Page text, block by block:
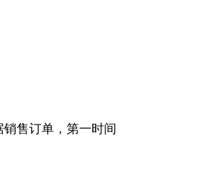
售订单，第一时间